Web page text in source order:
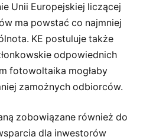
Unii Europejskiej liczącej
ma powstać co najmniej
KE postuluje także
odpowiednich
fotowoltaika mogłaby
zamożnych odbiorców.
zobowiązane również do
dla inwestorów